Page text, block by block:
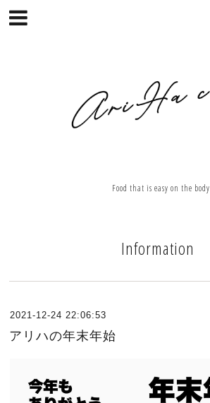
Food that is easy on the body
Information
2021-12-24 22:06:53
アリハの年末年始